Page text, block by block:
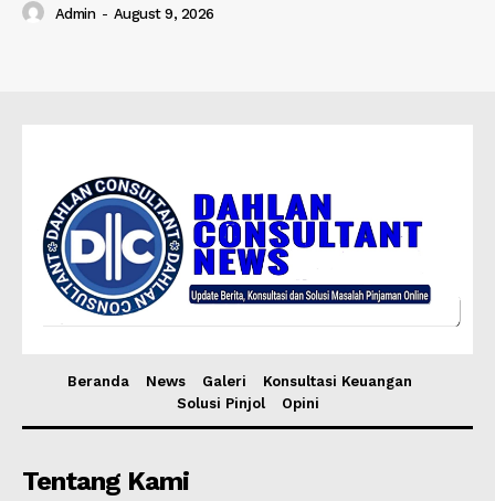
Admin - August 9, 2026
Beranda News Galeri
Konsultasi Keuangan
Solusi Pinjol
Opini
Tentang Kami